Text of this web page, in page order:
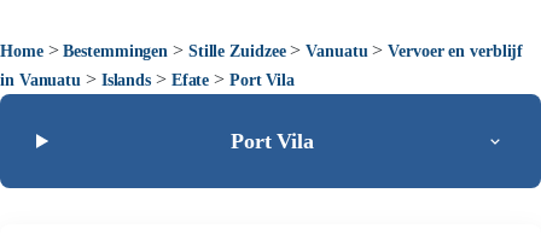
Home>Bestemmingen > Stille Zuidzee>Vanuatu >Vervoer en verblijf
in Vanuatu > Islands > Efate > Port Vila
Port Vila